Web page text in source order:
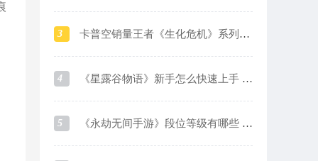
3 卡普空销量王者《生化危机》系列销量破1.6亿
4 《星露谷物语》新手怎么快速上手 新手玩法攻略指南2024
5 《永劫无间手游》段位等级有哪些 段位等级及对应分数一览